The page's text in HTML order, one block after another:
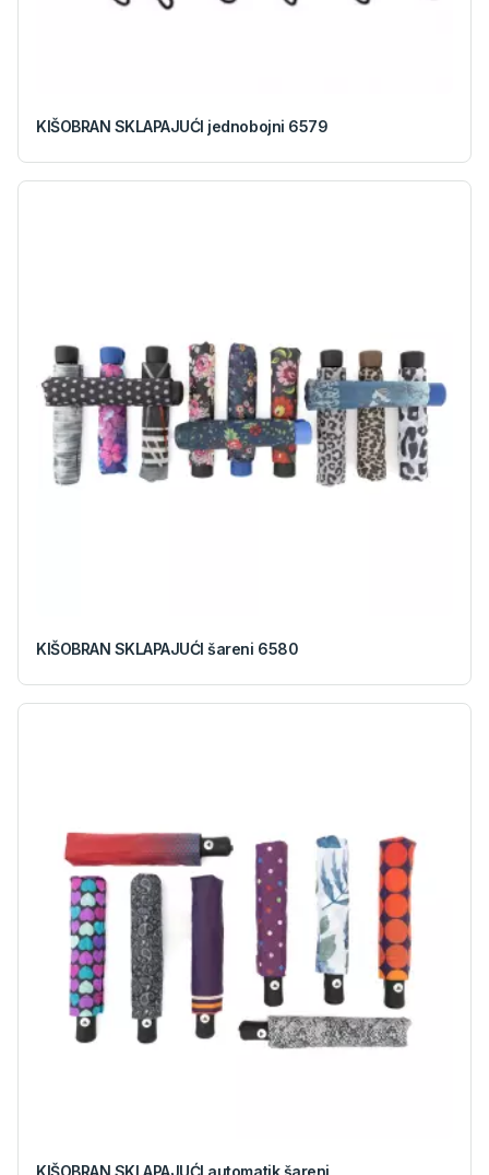
KIŠOBRAN SKLAPAJUĆI jednobojni 6579
KIŠOBRAN SKLAPAJUĆI šareni 6580
KIŠOBRAN SKLAPAJUĆI automatik šareni